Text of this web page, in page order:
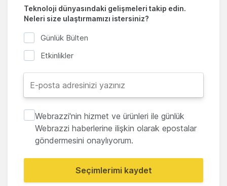
Teknoloji dünyasındaki gelişmeleri takip edin.
Neleri size ulaştırmamızı istersiniz?
Günlük Bülten
Etkinlikler
Webrazzi'nin hizmet ve ürünleri ile günlük
Webrazzi haberlerine ilişkin olarak epostalar
göndermesini onaylıyorum.
Seçimlerimi kaydet